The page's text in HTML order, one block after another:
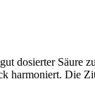
dosierter Säure
Die